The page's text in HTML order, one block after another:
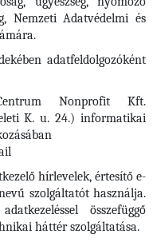
Nemzeti Adatvédelmi és
adatfeldolgozóként
Centrum Nonprofit Kft.
K. u. 24.) informatikai
hírlevelek, értesítő e-
szolgáltatót használja.
összefüggő
háttér szolgáltatása.